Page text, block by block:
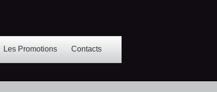
Les Promotions Contacts